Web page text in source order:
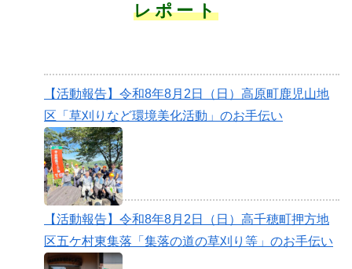
レポート
【活動報告】令和8年8月2日（日）高原町鹿児山地
区「草刈りなど環境美化活動」のお手伝い
【活動報告】令和8年8月2日（日）高千穂町押方地
区五ケ村東集落「集落の道の草刈り等」のお手伝い